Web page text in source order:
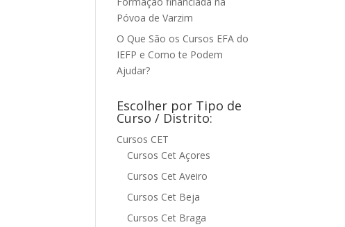
Póvoa de Varzim
O Que São os Cursos EFA do
IEFP e Como te Podem
Ajudar?
Escolher por Tipo de
Curso / Distrito:
Cursos CET
Cursos Cet Açores
Cursos Cet Aveiro
Cursos Cet Beja
Cursos Cet Braga